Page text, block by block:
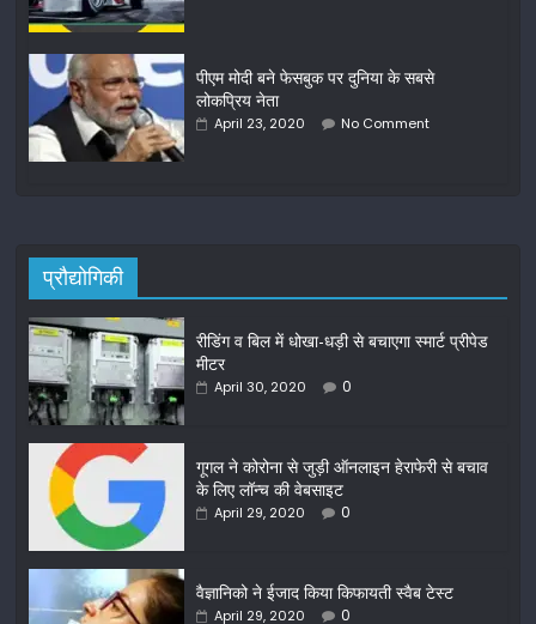
पीएम मोदी बने फेसबुक पर दुनिया के सबसे
लोकप्रिय नेता
April 23, 2020 No Comment
प्रौद्योगिकी
रीडिंग व बिल में धोखा-धड़ी से बचाएगा स्मार्ट प्रीपेड
मीटर
April 30, 2020 0
गूगल ने कोरोना से जुड़ी ऑनलाइन हेराफेरी से बचाव
के लिए लॉन्च की वेबसाइट
April 29, 2020 0
वैज्ञानिको ने ईजाद किया किफायती स्वैब टेस्ट
April 29, 2020 0